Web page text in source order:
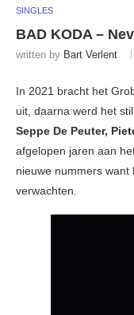
SINGLES
BAD KODA –
written by Bart Verlent
In 2021 bracht het
uit, daarna werd het
Seppe De Peuter,
afgelopen jaren aan
nieuwe nummers
verwachten.